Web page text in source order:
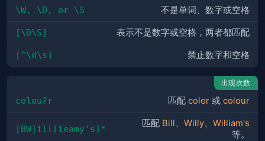
\W, \D, or \S 不是单词、数字或空格
[\D\S] 表示不是数字或空格，两者都匹配
[^\d\s] 禁止数字和空格
出现次数
colou?r 匹配 color 或 colour
[BW]ill[ieamy's]*
匹配 Bill 、 Willy、 William's
等。